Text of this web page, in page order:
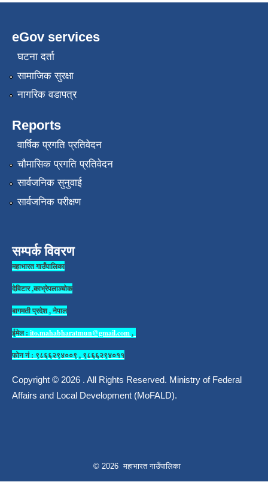
eGov services
घटना दर्ता
सामाजिक सुरक्षा
नागरिक वडापत्र
Reports
वार्षिक प्रगति प्रतिवेदन
चौमासिक प्रगति प्रतिवेदन
सार्वजनिक सुनुवाई
सार्वजनिक परीक्षण
सम्पर्क विवरण
महाभारत गाउँपालिका
देविटार ,काभ्रेपलाञ्चोक
बागमती प्रदेश , नेपाल
ईमेल : ito.mahabharatmun@gmail.com,
फोन नं : ९८६६२९४००९ , ९८६६२९४०११
Copyright © 2026 . All Rights Reserved. Ministry of Federal
Affairs and Local Development (MoFALD).
© 2026 महाभारत गाउँपालिका